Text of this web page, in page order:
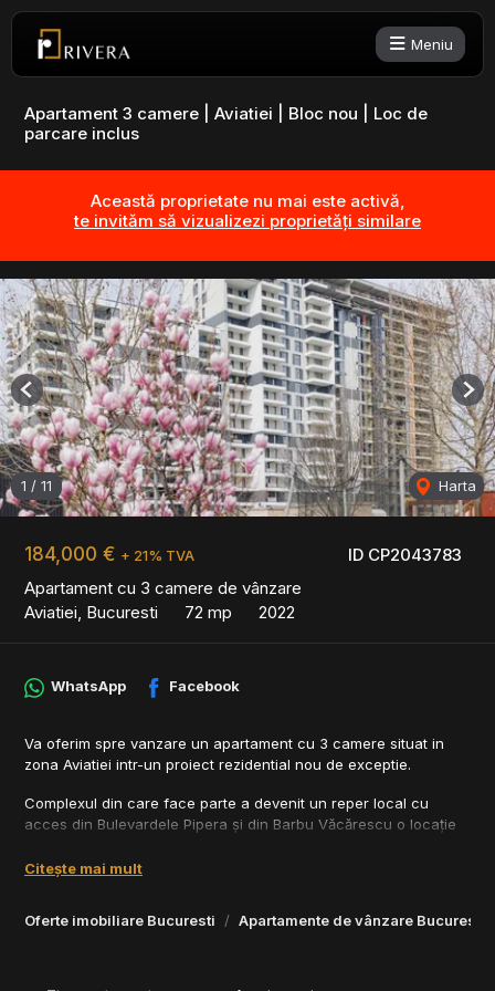
Meniu
Apartament 3 camere | Aviatiei | Bloc nou | Loc de
parcare inclus
Această proprietate nu mai este activă,
te invităm să vizualizezi proprietăți similare
ID CP2043783
184,000 € + 21% TVA
Apartament cu 3 camere de vânzare
Aviatiei, Bucuresti
72 mp 2022
1 / 11 Harta
Previous
Oferte imobiliare Bucuresti Apartamente de vânzare Bucuresti
WhatsApp Facebook
Va oferim spre vanzare un apartament cu 3 camere situat in
zona Aviatiei intr-un proiect rezidential nou de exceptie.
Complexul din care face parte a devenit un reper local cu
acces din Bulevardele Pipera şi din Barbu Văcărescu o locaţie
parcul Herăstrău de mall Promonada de clădirile de Business din
Citește mai mult